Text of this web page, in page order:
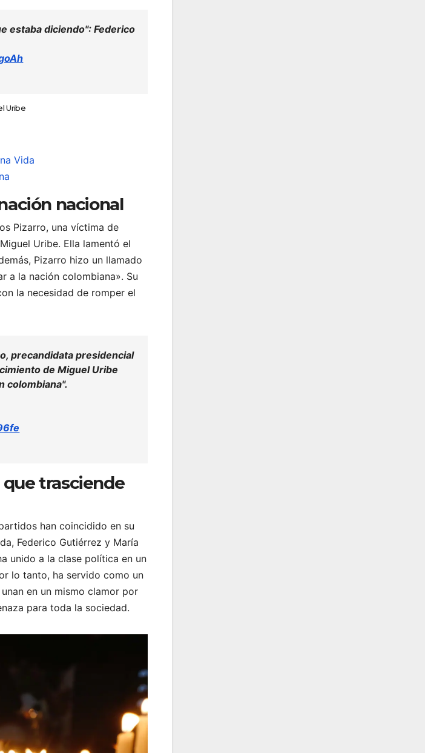
estaba diciendo": Federico
Uribe
Vida
nacional
Pizarro, una víctima de
Uribe. Ella lamentó el
Pizarro hizo un llamado
a la nación colombiana». Su
la necesidad de romper el
precandidata presidencial
de Miguel Uribe
colombiana".
trasciende
han coincidido en su
Federico Gutiérrez y María
unido a la clase política en un
lo tanto, ha servido como un
en un mismo clamor por
para toda la sociedad.